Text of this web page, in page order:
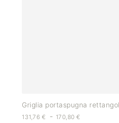
Griglia portaspugna
131,76 € - 170,80€